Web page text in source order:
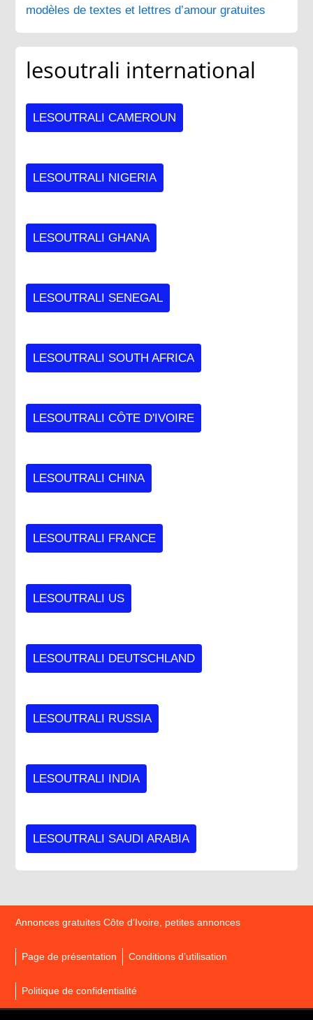
modèles de textes et lettres d’amour gratuites
lesoutrali international
LESOUTRALI CAMEROUN
LESOUTRALI NIGERIA
LESOUTRALI GHANA
LESOUTRALI SENEGAL
LESOUTRALI SOUTH AFRICA
LESOUTRALI CÔTE D'IVOIRE
LESOUTRALI CHINA
LESOUTRALI FRANCE
LESOUTRALI US
LESOUTRALI DEUTSCHLAND
LESOUTRALI RUSSIA
LESOUTRALI INDIA
LESOUTRALI SAUDI ARABIA
Annonces gratuites Côte d’Ivoire, petites annonces
Page de présentation Conditions d’utilisation
Politique de confidentialité